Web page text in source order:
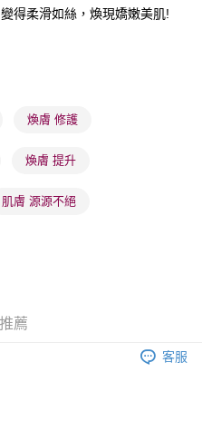
工作天送達
上免運費
貨後2-5個工作天到店，3天內
上免運費
貨後2-5個工作天到店，3天內
天送達
得柔滑如絲，煥現嬌嫩美肌!
煥膚 修護
煥膚 提升
肌膚 源源不絕
薦
客服